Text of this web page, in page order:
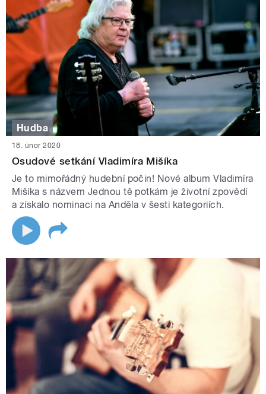
Hudba
18. únor 2020
Osudové setkání Vladimíra Mišíka
Je to mimořádný hudební počin! Nové album Vladimíra
Mišíka s názvem Jednou tě potkám je životní zpovědí
a získalo nominaci na Anděla v šesti kategoriích.